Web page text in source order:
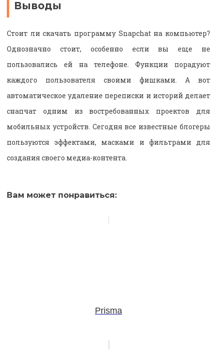
Выводы
Стоит ли скачать программу Snapchat на компьютер?
Однозначно стоит, особенно если вы еще не
пользовались ей на телефоне. Функции порадуют
каждого пользователя своими фишками. А вот
автоматическое удаление переписки и историй делает
снапчат одним из востребованных проектов для
мобильных устройств. Сегодня все известные блогеры
пользуются эффектами, масками и фильтрами для
создания своего медиа-контента.
Вам может понравиться:
Prisma